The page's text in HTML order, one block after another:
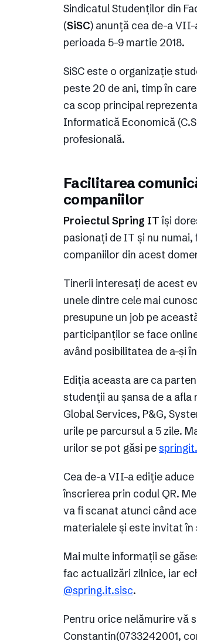
Sindicatul Studenților din
(SiSC) anunță cea de-a
perioada 5-9 martie 2018.
SiSC este o organizație
peste 20 de ani, timp în
ca scop principal
Informatică Economică
profesională.
Facilitarea
companiilor
Proiectul Spring ITîși
pasionați de IT și nu
companiilor din acest
Tinerii interesați de acest
unele dintre cele mai
presupune un job pe
participanților se face
având posibilitatea de a-și
Ediția aceasta are ca
studenții au șansa de a afla
Global Services, P&G,
urile pe parcursul a 5 zile.
urilor se pot găsi pe
Cea de-a VII-a ediție
înscrierea prin codul QR.
va fi scanat atunci când
materialele și este invitat în
Mai multe informații se
fac actualizări zilnice, iar
@spring.it.sisc.
Pentru orice nelămurire vă
Constantin(0733242001,